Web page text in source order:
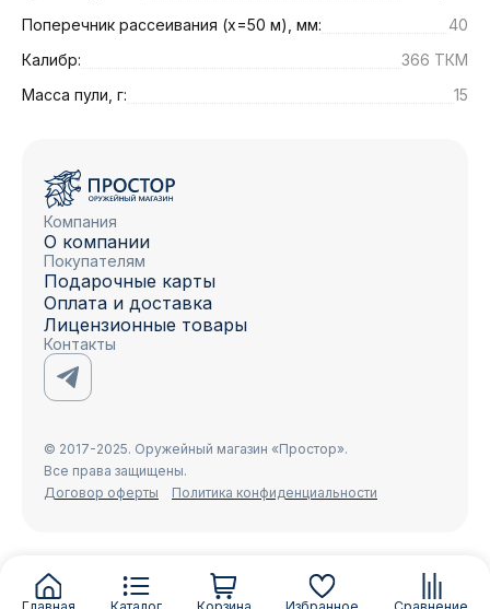
Поперечник рассеивания (х=50 м), мм:
40
Калибр:
366 ТКМ
Масса пули, г:
15
Компания
О компании
Покупателям
Подарочные карты
Оплата и доставка
Лицензионные товары
Контакты
© 2017-2025. Оружейный магазин «Простор».
Все права защищены.
Договор оферты
Политика конфиденциальности